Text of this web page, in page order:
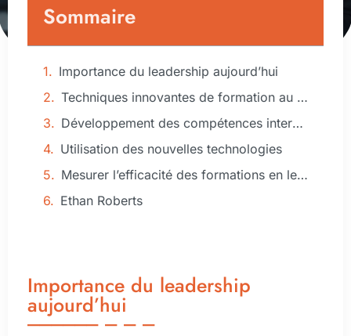
Sommaire
Importance du leadership aujourd’hui
Techniques innovantes de formation au leadership
Développement des compétences interpersonnelles
Utilisation des nouvelles technologies
Mesurer l’efficacité des formations en leadership
Ethan Roberts
Importance du leadership
aujourd’hui